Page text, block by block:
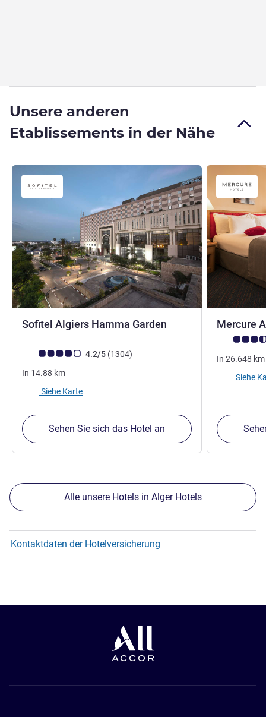
Unsere anderen
Etablissements in der Nähe
Sofitel Algiers Hamma Garden
Note Kundenmeinungen (Bewertung ALL)
4.2/5 (1304Bewertungen
)
In 14.88 km
Siehe Karte
Sehen Sie sich das Hotel an
Mercure
Note
In 26.648 km
Siehe
Alle unsere Hotels in Alger Hotels
Kontaktdaten der Hotelversicherung